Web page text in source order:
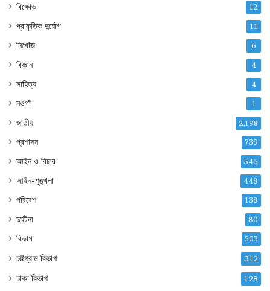
বিক্ষোভ 12
প্রাকৃতিক দুর্যোগ 11
নিখোঁজ 6
বিজ্ঞান 4
সাহিত্য 4
নওগাঁ 1
জাতীয় 2,198
প্রশাসন 739
আইন ও বিচার 546
আইন-শৃঙ্খলা 448
পরিবেশ 138
দুর্ঘটনা 80
বিভাগ 503
চট্টগ্রাম বিভাগ 312
ঢাকা বিভাগ 128